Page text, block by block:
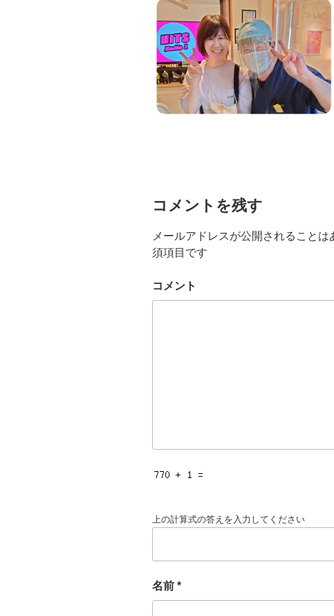
コメントを残す
メールアドレスが公開されることは
須項目です
コメント
上の計算式の答えを入力してください
名前 *